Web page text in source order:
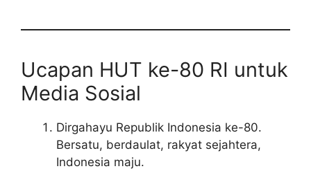
Ucapan HUT ke-80 RI untuk
Media Sosial
Dirgahayu Republik Indonesia ke-80.
Bersatu, berdaulat, rakyat sejahtera,
Indonesia maju.